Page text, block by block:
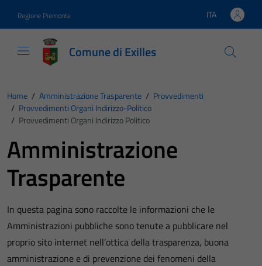
Regione Piemonte Lingua attiva:
ITA
Comune di Exilles
Home / Amministrazione Trasparente / Provvedimenti
/ Provvedimenti Organi Indirizzo-Politico
/ Provvedimenti Organi Indirizzo Politico
Amministrazione
Trasparente
In questa pagina sono raccolte le informazioni che le
Amministrazioni pubbliche sono tenute a pubblicare nel
proprio sito internet nell’ottica della trasparenza, buona
amministrazione e di prevenzione dei fenomeni della